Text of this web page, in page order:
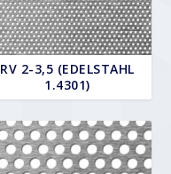
RV 2-3,5 (EDELSTAHL
1.4301)